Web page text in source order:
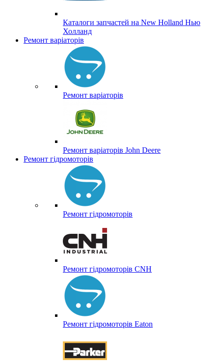
Каталоги запчастей на New Holland Нью
Холланд
Ремонт варіаторів
Ремонт варіаторів
Ремонт варіаторів John Deere
Ремонт гідромоторів
Ремонт гідромоторів
Ремонт гідромоторів CNH
Ремонт гідромоторів Eaton